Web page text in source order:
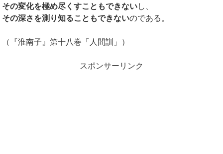
その変化を極め尽くすこともできないし、
その深さを測り知ることもできないのである。
（『淮南子』第十八巻「人間訓」）
スポンサーリンク